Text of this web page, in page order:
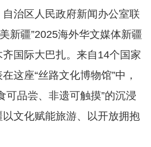
治区人民政府新闻办公室联
新疆”2025海外华文媒体新疆
国际大巴扎。来自14个国家
这座“丝路文化博物馆”中，
可品尝、非遗可触摸”的沉浸
文化赋能旅游、以开放拥抱